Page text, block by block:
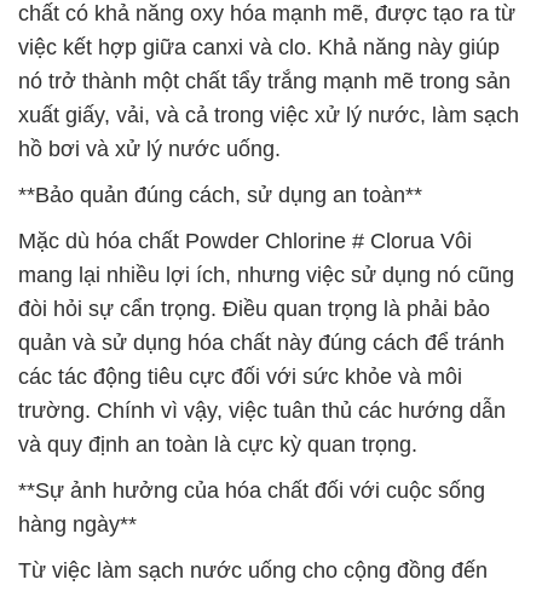
chất có khả năng oxy hóa mạnh mẽ, được tạo ra từ
việc kết hợp giữa canxi và clo. Khả năng này giúp
nó trở thành một chất tẩy trắng mạnh mẽ trong sản
xuất giấy, vải, và cả trong việc xử lý nước, làm sạch
hồ bơi và xử lý nước uống.
**Bảo quản đúng cách, sử dụng an toàn**
Mặc dù hóa chất Powder Chlorine # Clorua Vôi
mang lại nhiều lợi ích, nhưng việc sử dụng nó cũng
đòi hỏi sự cẩn trọng. Điều quan trọng là phải bảo
quản và sử dụng hóa chất này đúng cách để tránh
các tác động tiêu cực đối với sức khỏe và môi
trường. Chính vì vậy, việc tuân thủ các hướng dẫn
và quy định an toàn là cực kỳ quan trọng.
**Sự ảnh hưởng của hóa chất đối với cuộc sống
hàng ngày**
Từ việc làm sạch nước uống cho cộng đồng đến